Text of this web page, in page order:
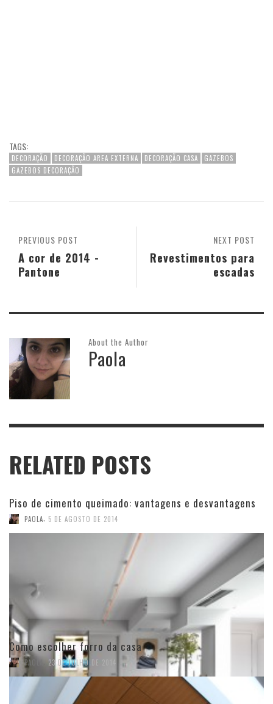
TAGS:
DECORAÇÃO DECORAÇÃO AREA EXTERNA DECORAÇÃO CASA
GAZEBOS
GAZEBOS DECORAÇÃO
NEXT POST
Revestimentos para
escadas
PREVIOUS POST
A cor de 2014 -
Pantone
About the Author
Paola
RELATED POSTS
Piso de cimento queimado: vantagens e desvantagens
PAOLA, 5 DE AGOSTO DE 2014
Como escolher forro da casa
PAOLA , 23 DE JULHO DE 2014